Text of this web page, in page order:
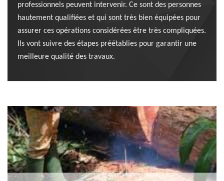
professionnels peuvent intervenir. Ce sont des personnes
hautement qualifiées et qui sont très bien équipées pour
assurer ces opérations considérées être très compliquées.
Ils vont suivre des étapes préétablies pour garantir une
meilleure qualité des travaux.